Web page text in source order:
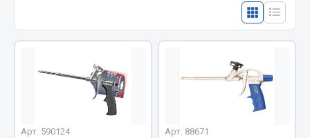
Автономные воздушные отопители
Жидкостные подогреватели
Отопители салона
Арт. 590124 Арт. 88671